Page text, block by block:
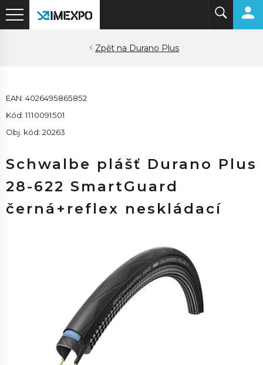
Durano Plus
EAN: 4026495865852
Kód: 1110091501
Obj. kód: 20263
Schwalbe plášť Durano Plus
28-622 SmartGuard
černá+reflex neskládací